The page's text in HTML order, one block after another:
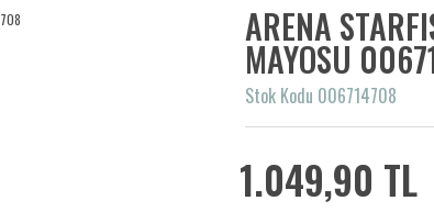
ARENA
MAYOSU
Stok Kodu 006714708
1.049,90 TL